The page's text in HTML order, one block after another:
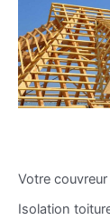
Votre
Isolation